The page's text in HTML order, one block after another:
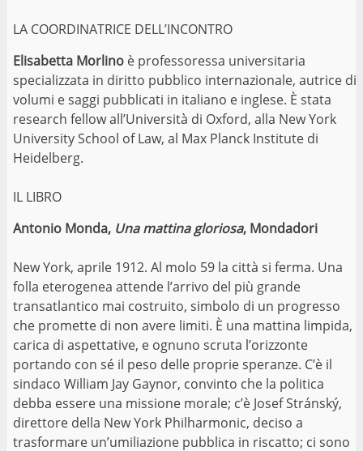
LA COORDINATRICE DELL’INCONTRO
Elisabetta Morlino è professoressa universitaria
specializzata in diritto pubblico internazionale, autrice di
volumi e saggi pubblicati in italiano e inglese. È stata
research fellow all’Università di Oxford, alla New York
University School of Law, al Max Planck Institute di
Heidelberg.
IL LIBRO
Antonio Monda, Una mattina gloriosa, Mondadori
New York, aprile 1912. Al molo 59 la città si ferma. Una
folla eterogenea attende l’arrivo del più grande
transatlantico mai costruito, simbolo di un progresso
che promette di non avere limiti. È una mattina limpida,
carica di aspettative, e ognuno scruta l’orizzonte
portando con sé il peso delle proprie speranze. C’è il
sindaco William Jay Gaynor, convinto che la politica
debba essere una missione morale; c’è Josef Stránský,
direttore della New York Philharmonic, deciso a
trasformare un’umiliazione pubblica in riscatto; ci sono